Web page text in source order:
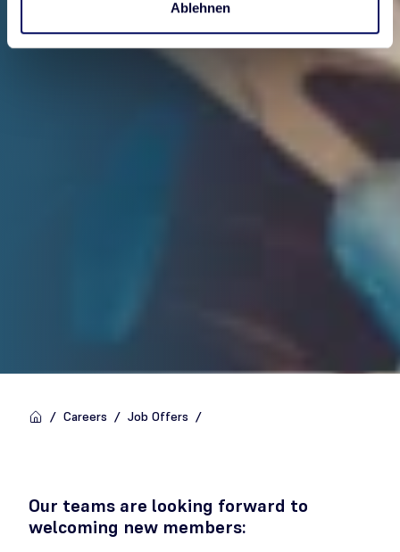
Ablehnen
/ Careers / Job Offers /
Our teams are looking forward to
welcoming new members: